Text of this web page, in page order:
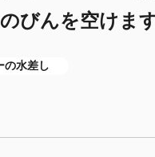
びんを空けま
の水差し